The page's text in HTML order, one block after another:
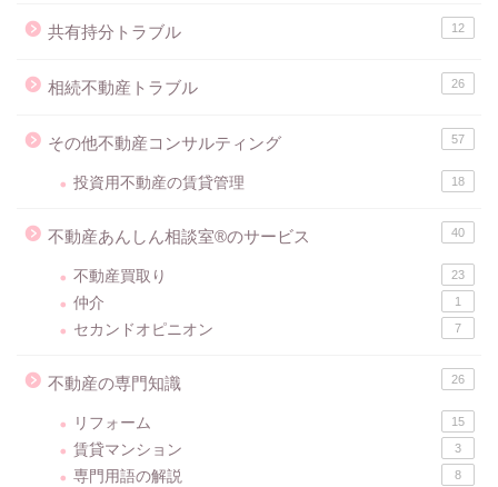
共有持分トラブル 12
相続不動産トラブル 26
その他不動産コンサルティング 57
投資用不動産の賃貸管理 18
不動産あんしん相談室®のサービス 40
不動産買取り 23
仲介 1
セカンドオピニオン 7
不動産の専門知識 26
リフォーム 15
賃貸マンション 3
専門用語の解説 8